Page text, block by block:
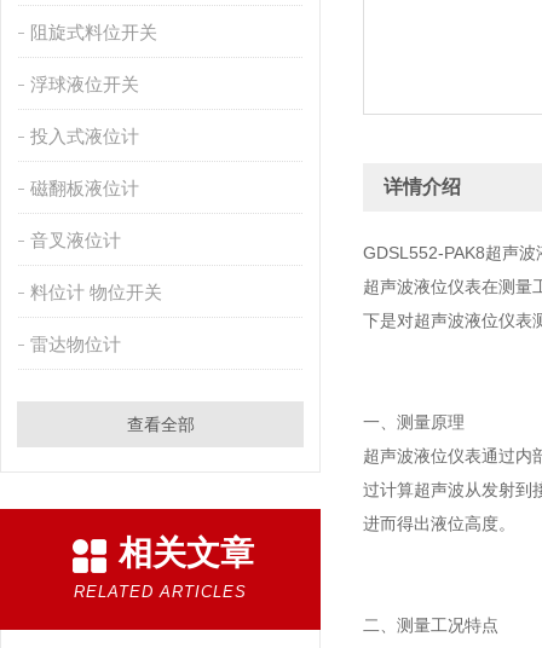
阻旋式料位开关
浮球液位开关
投入式液位计
磁翻板液位计
音叉液位计
料位计 物位开关
雷达物位计
查看全部
相关文章
RELATED ARTICLES
详情介绍
GDSL552-PAK8超声
超声波液位仪表在测量
下是对超声波液位仪表
一、测量原理
超声波液位仪表通过内
过计算超声波从发射到
进而得出液位高度。
二、测量工况特点